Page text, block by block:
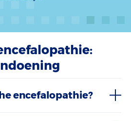
encefalopathie?